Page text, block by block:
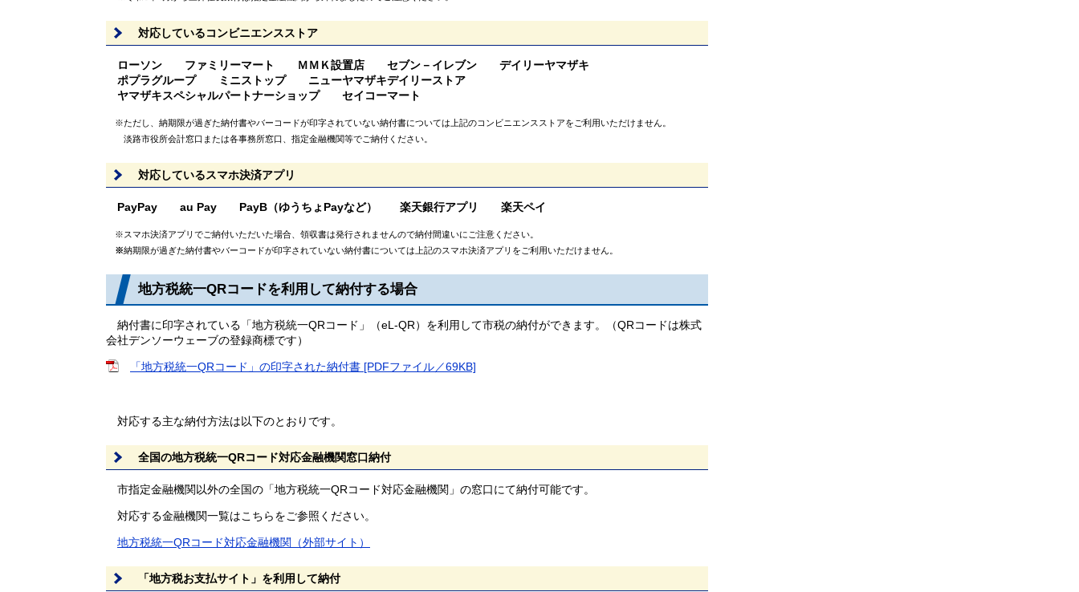
対応しているコンビニエンスストア
ローソン ファミリーマート ＭＭＫ設置店 セブン－イレブン デイリーヤマザキ
ポプラグループ ミニストップ ニューヤマザキデイリーストア
ヤマザキスペシャルパートナーショップ セイコーマート
※ただし、納期限が過ぎた納付書やバーコードが印字されていない納付書については上記のコンビニエンスストアをご利用いただけません。
淡路市役所会計窓口または各事務所窓口、指定金融機関等でご納付ください。
対応しているスマホ決済アプリ
PayPay au Pay PayB（ゆうちょPayなど） 楽天銀行アプリ 楽天ペイ
※スマホ決済アプリでご納付いただいた場合、領収書は発行されませんので納付間違いにご注意ください。
※納期限が過ぎた納付書やバーコードが印字されていない納付書については上記のスマホ決済アプリをご利用いただけません。​
地方税統一QRコードを利用して納付する場合
納付書に印字されている「地方税統一QRコード」（eL‐QR）を利用して市税の納付ができます。（QRコードは株式
会社デンソーウェーブの登録商標です）
「地方税統一QRコード」の印字された納付書 [PDFファイル／69KB]
対応する主な納付方法は以下のとおりです。
全国の地方税統一QRコード対応金融機関窓口納付
市指定金融機関以外の全国の「地方税統一QRコード対応金融機関」の窓口にて納付可能です。
対応する金融機関一覧はこちらをご参照ください。
地方税統一QRコード対応金融機関（外部サイト）
「地方税お支払サイト」を利用して納付